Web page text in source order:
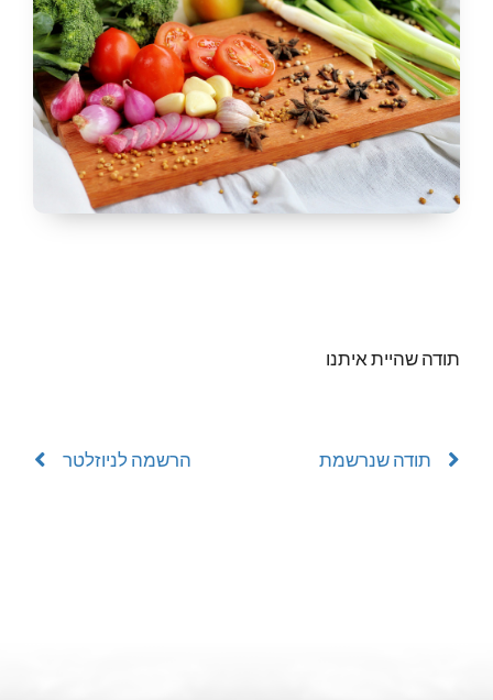
תודה שהיית איתנו
תודה שנרשמת הרשמה לניוזלטר